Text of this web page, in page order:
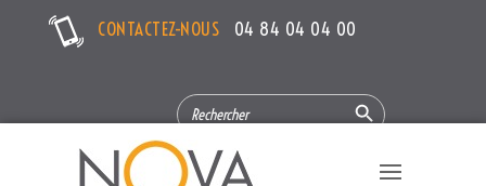
CONTACTEZ-NOUS 04 84 04 04 00
SEARCH
FOR:
Search Button